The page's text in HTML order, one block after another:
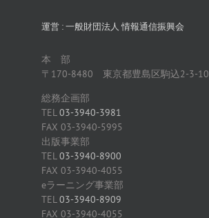
運営 : 一般財団法人 情報通信振興会
本 部
〒170-8480 東京都豊島区駒込2-3-10
総務企画部
TEL03-3940-3981
FAX 03-3940-5995
出版事業部
TEL03-3940-8900
FAX 03-3940-4055
eラーニング事業部
TEL03-3940-8909
FAX 03-3940-4055